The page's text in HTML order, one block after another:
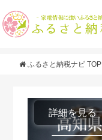
ふるさと納税ナビ TOP
詳細を見る